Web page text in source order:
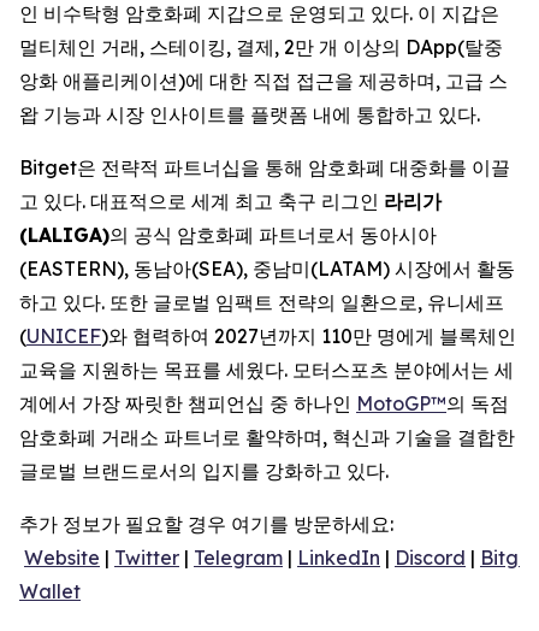
인 비수탁형 암호화폐 지갑으로 운영되고 있다. 이 지갑은
멀티체인 거래, 스테이킹, 결제, 2만 개 이상의 DApp(탈중
앙화 애플리케이션)에 대한 직접 접근을 제공하며, 고급 스
왑 기능과 시장 인사이트를 플랫폼 내에 통합하고 있다.
Bitget은 전략적 파트너십을 통해 암호화폐 대중화를 이끌
고 있다. 대표적으로 세계 최고 축구 리그인 라리가
(LALIGA)의 공식 암호화폐 파트너로서 동아시아
(EASTERN), 동남아(SEA), 중남미(LATAM) 시장에서 활동
하고 있다. 또한 글로벌 임팩트 전략의 일환으로, 유니세프
(UNICEF)와 협력하여 2027년까지 110만 명에게 블록체인
교육을 지원하는 목표를 세웠다. 모터스포츠 분야에서는 세
계에서 가장 짜릿한 챔피언십 중 하나인 MotoGP™의 독점
암호화폐 거래소 파트너로 활약하며, 혁신과 기술을 결합한
글로벌 브랜드로서의 입지를 강화하고 있다.
추가 정보가 필요할 경우 여기를 방문하세요:
Website | Twitter | Telegram | LinkedIn | Discord | Bitget
Wallet